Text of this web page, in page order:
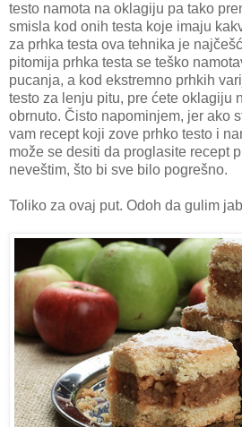
testo namota na oklagiju pa tako
smisla kod onih testa koje imaju
za prhka testa ova tehnika je
pitomija prhka testa se teško
pucanja, a kod ekstremno prhkih
testo za lenju pitu, pre ćete oklagiju
obrnuto. Čisto napominjem, jer ako
vam recept koji zove prhko testo i
može se desiti da proglasite recept
neveštim, što bi sve bilo pogrešno.
Toliko za ovaj put. Odoh da gulim